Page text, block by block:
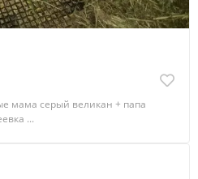
мама серый великан + папа
...